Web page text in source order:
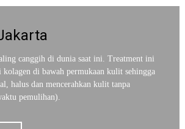
canggih di dunia saat ini. Treatment ini
kolagen di bawah permukaan kulit sehingga
halus dan mencerahkan kulit tanpa
pemulihan).